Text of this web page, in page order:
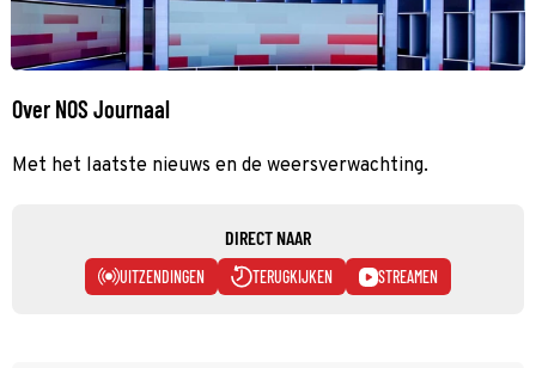
Over NOS Journaal
Met het laatste nieuws en de weersverwachting.
DIRECT NAAR
UITZENDINGEN TERUGKIJKEN STREAMEN